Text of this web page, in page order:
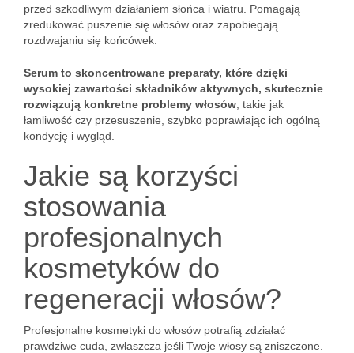
przed szkodliwym działaniem słońca i wiatru. Pomagają
zredukować puszenie się włosów oraz zapobiegają
rozdwajaniu się końcówek.
Serum to skoncentrowane preparaty, które dzięki
wysokiej zawartości składników aktywnych, skutecznie
rozwiązują konkretne problemy włosów , takie jak
łamliwość czy przesuszenie, szybko poprawiając ich ogólną
kondycję i wygląd.
Jakie są korzyści
stosowania
profesjonalnych
kosmetyków do
regeneracji włosów?
Profesjonalne kosmetyki do włosów potrafią zdziałać
prawdziwe cuda, zwłaszcza jeśli Twoje włosy są zniszczone.